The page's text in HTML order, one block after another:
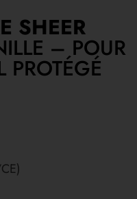
SHEER
– POUR
PROTÉGÉ